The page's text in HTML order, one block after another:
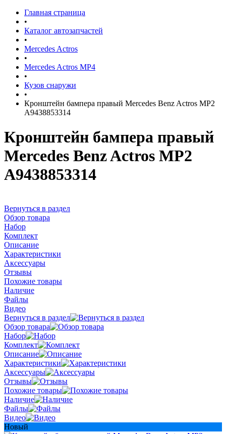
Главная страница
•
Каталог автозапчастей
•
Mercedes Actros
•
Mercedes Actros MP4
•
Кузов снаружи
•
Кронштейн бампера правый Mercedes Benz Actros MP2
A9438853314
Кронштейн бампера правый
Mercedes Benz Actros MP2
A9438853314
Вернуться в раздел
Обзор товара
Набор
Комплект
Описание
Характеристики
Аксессуары
Отзывы
Похожие товары
Наличие
Файлы
Видео
Вернуться в раздел
Обзор товара
Набор
Комплект
Описание
Характеристики
Аксессуары
Отзывы
Похожие товары
Наличие
Файлы
Видео
Новый